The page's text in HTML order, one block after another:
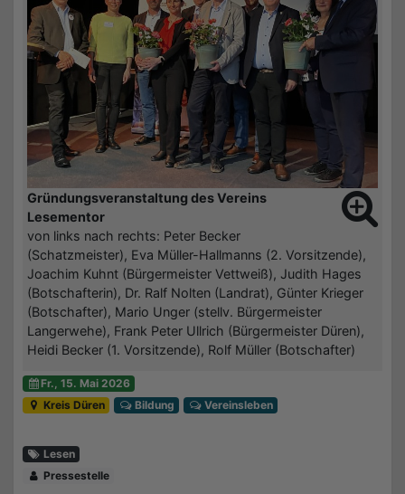
Gründungsveranstaltung des Vereins
Lesementor
von links nach rechts: Peter Becker
(Schatzmeister), Eva Müller-Hallmanns (2. Vorsitzende),
Joachim Kuhnt (Bürgermeister Vettweiß), Judith Hages
(Botschafterin), Dr. Ralf Nolten (Landrat), Günter Krieger
(Botschafter), Mario Unger (stellv. Bürgermeister
Langerwehe), Frank Peter Ullrich (Bürgermeister Düren),
Heidi Becker (1. Vorsitzende), Rolf Müller (Botschafter)
Fr., 15. Mai 2026
Kreis Düren
Bildung Vereinsleben
Lesen
Pressestelle